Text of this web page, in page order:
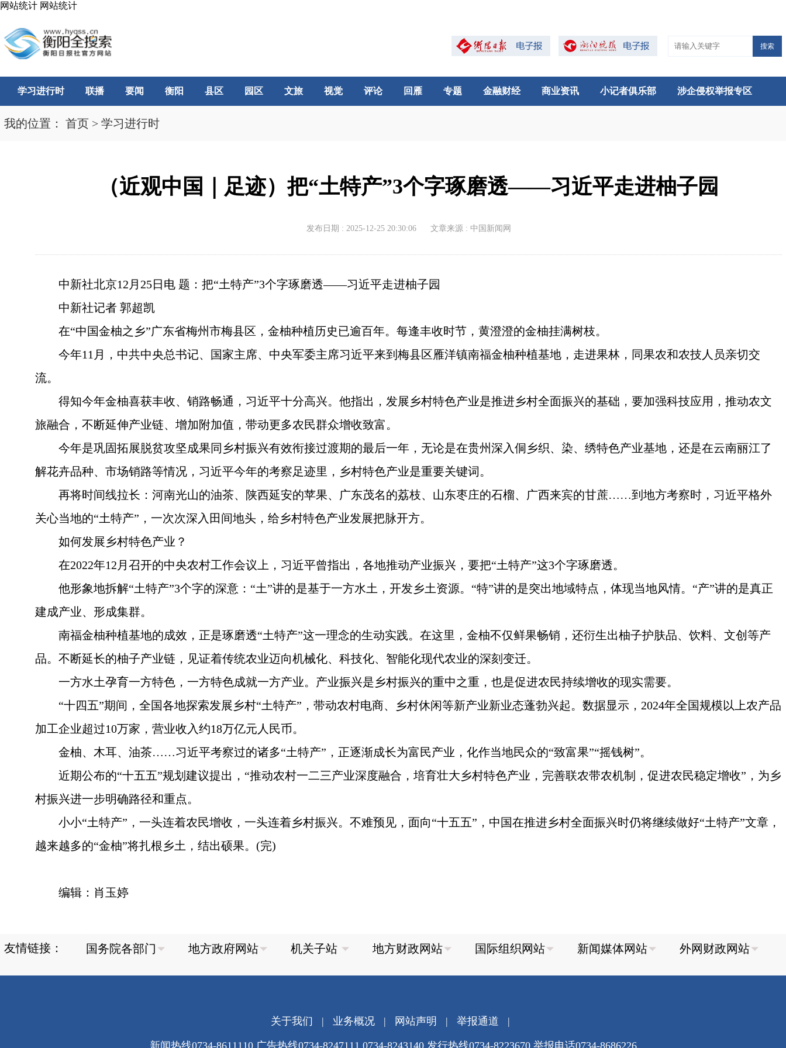
网站统计 网站统计
搜索
学习进行时 联播 要闻 衡阳 县区 园区 文旅 视觉 评论 回雁 专题 金融财经 商业资讯 小记者俱乐部 涉企侵权举报专区
我的位置： 首页 > 学习进行时
（近观中国｜足迹）把“土特产”3个字琢磨透——习近平走进柚子园
发布日期 : 2025-12-25 20:30:06 文章来源 : 中国新闻网
中新社北京12月25日电 题：把“土特产”3个字琢磨透——习近平走进柚子园
中新社记者 郭超凯
在“中国金柚之乡”广东省梅州市梅县区，金柚种植历史已逾百年。每逢丰收时节，黄澄澄的金柚挂满树枝。
今年11月，中共中央总书记、国家主席、中央军委主席习近平来到梅县区雁洋镇南福金柚种植基地，走进果林，同果农和农技人员亲切交
流。
得知今年金柚喜获丰收、销路畅通，习近平十分高兴。他指出，发展乡村特色产业是推进乡村全面振兴的基础，要加强科技应用，推动农文
旅融合，不断延伸产业链、增加附加值，带动更多农民群众增收致富。
今年是巩固拓展脱贫攻坚成果同乡村振兴有效衔接过渡期的最后一年，无论是在贵州深入侗乡织、染、绣特色产业基地，还是在云南丽江了
解花卉品种、市场销路等情况，习近平今年的考察足迹里，乡村特色产业是重要关键词。
再将时间线拉长：河南光山的油茶、陕西延安的苹果、广东茂名的荔枝、山东枣庄的石榴、广西来宾的甘蔗……到地方考察时，习近平格外
关心当地的“土特产”，一次次深入田间地头，给乡村特色产业发展把脉开方。
如何发展乡村特色产业？
在2022年12月召开的中央农村工作会议上，习近平曾指出，各地推动产业振兴，要把“土特产”这3个字琢磨透。
他形象地拆解“土特产”3个字的深意：“土”讲的是基于一方水土，开发乡土资源。“特”讲的是突出地域特点，体现当地风情。“产”讲的是真正
建成产业、形成集群。
南福金柚种植基地的成效，正是琢磨透“土特产”这一理念的生动实践。在这里，金柚不仅鲜果畅销，还衍生出柚子护肤品、饮料、文创等产
品。不断延长的柚子产业链，见证着传统农业迈向机械化、科技化、智能化现代农业的深刻变迁。
一方水土孕育一方特色，一方特色成就一方产业。产业振兴是乡村振兴的重中之重，也是促进农民持续增收的现实需要。
“十四五”期间，全国各地探索发展乡村“土特产”，带动农村电商、乡村休闲等新产业新业态蓬勃兴起。数据显示，2024年全国规模以上农产品
加工企业超过10万家，营业收入约18万亿元人民币。
金柚、木耳、油茶……习近平考察过的诸多“土特产”，正逐渐成长为富民产业，化作当地民众的“致富果”“摇钱树”。
近期公布的“十五五”规划建议提出，“推动农村一二三产业深度融合，培育壮大乡村特色产业，完善联农带农机制，促进农民稳定增收”，为乡
村振兴进一步明确路径和重点。
小小“土特产”，一头连着农民增收，一头连着乡村振兴。不难预见，面向“十五五”，中国在推进乡村全面振兴时仍将继续做好“土特产”文章，
越来越多的“金柚”将扎根乡土，结出硕果。(完)
编辑：肖玉婷
友情链接：
关于我们 | 业务概况| 网站声明 | 举报通道 |
新闻热线0734-8611110 广告热线0734-8247111 0734-8243140 发行热线0734-8223670 举报电话0734-8686226